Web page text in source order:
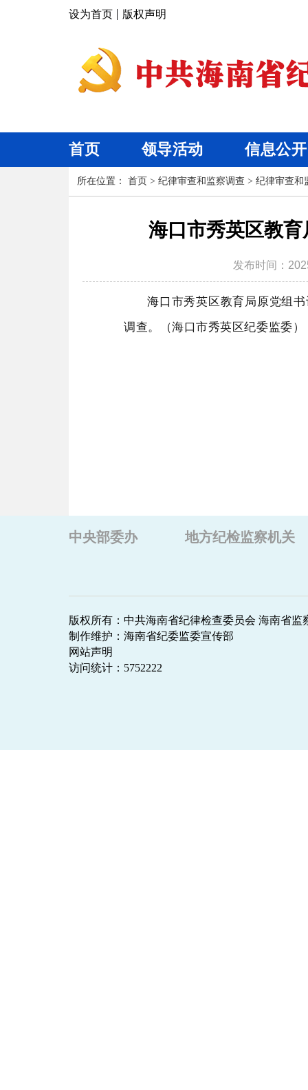
设为首页 版权声明
首页 领导活动 信息公开
所在位置： 首页 > 纪律审查和监察调查 > 纪律审查和
海口市秀英区教
发布时间：
海口市秀英区教育局原党组
调查。（海口市秀英区纪委监委）
中央部委办 地方纪检监察机关
版权所有：中共海南省纪律检查委员会 海南省监
制作维护：海南省纪委监委宣传部
网站声明
访问统计： 5752222